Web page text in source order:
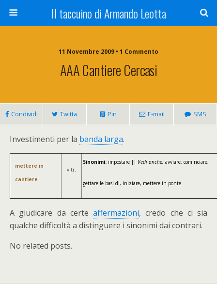
Il taccuino di Armando Leotta
11 Novembre 2009 • 1 Commento
AAA Cantiere Cercasi
Condividi Twitta Pin E-mail SMS
Investimenti per la banda larga.
mettere in
cantiere
v.tr.
Sinonimi: impostare || Vedi anche: avviare, cominciare,
gettare le basi di, iniziare, mettere in ponte
A giudicare da certe affermazioni, credo che ci sia
qualche difficoltà a distinguere i sinonimi dai contrari.
No related posts.